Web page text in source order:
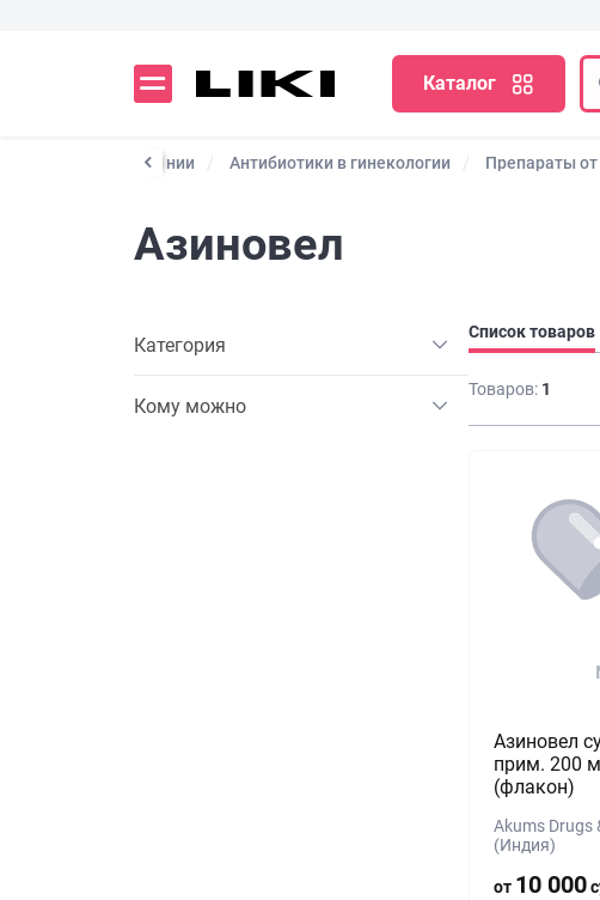
Каталог
при пневмонии Антибиотики в гинекологии Препараты от
Азиновел
Категория
Кому можно
Список товаров
Товаров: 1
Азиновел
прим. 200
(флакон)
Akums Drugs
(Индия)
от 10 000